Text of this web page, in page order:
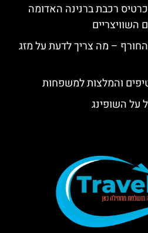
רכבת ברנינה האדומה
השוויצריים
– מה צריך לדעת על מזג
והמלצות למשפחות
על השופינג